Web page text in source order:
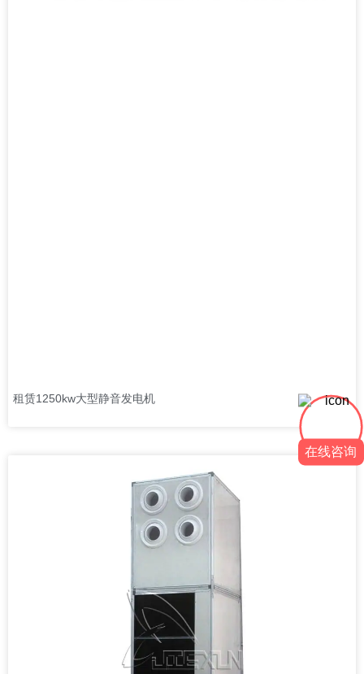
租赁1250kw大型静音发电机
在线咨询